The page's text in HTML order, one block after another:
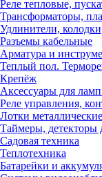
Реле тепловые,
Трансформаторы,
Удлинители,
Разъемы кабельные
Арматура и
Теплый пол.
Крепёж
Аксессуары для
Реле управления,
Лотки металлические
Таймеры, детекторы
Садовая техника
Теплотехника
Батарейки и